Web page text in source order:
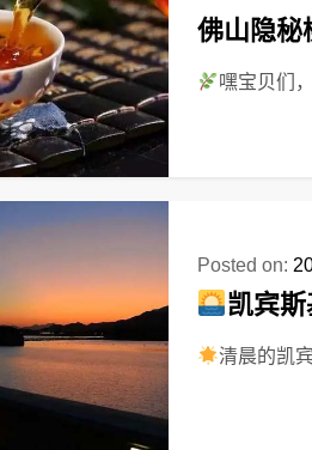
佛山隐秘
嘿宝贝们
Posted on:
凯宾
清晨的凯